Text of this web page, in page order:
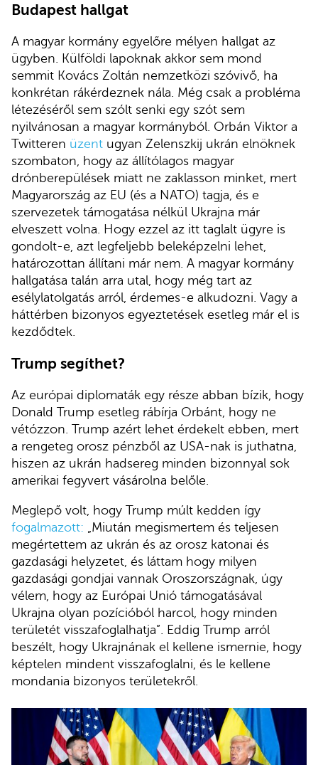
Budapest hallgat
A magyar kormány egyelőre mélyen hallgat az
ügyben. Külföldi lapoknak akkor sem mond
semmit Kovács Zoltán nemzetközi szóvivő, ha
konkrétan rákérdeznek nála. Még csak a probléma
létezéséről sem szólt senki egy szót sem
nyilvánosan a magyar kormányból. Orbán Viktor a
Twitteren üzent ugyan Zelenszkij ukrán elnöknek
szombaton, hogy az állítólagos magyar
drónberepülések miatt ne zaklasson minket, mert
Magyarország az EU (és a NATO) tagja, és e
szervezetek támogatása nélkül Ukrajna már
elveszett volna. Hogy ezzel az itt taglalt ügyre is
gondolt-e, azt legfeljebb beleképzelni lehet,
határozottan állítani már nem. A magyar kormány
hallgatása talán arra utal, hogy még tart az
esélylatolgatás arról, érdemes-e alkudozni. Vagy a
háttérben bizonyos egyeztetések esetleg már el is
kezdődtek.
Trump segíthet?
Az európai diplomaták egy része abban bízik, hogy
Donald Trump esetleg rábírja Orbánt, hogy ne
vétózzon. Trump azért lehet érdekelt ebben, mert
a rengeteg orosz pénzből az USA-nak is juthatna,
hiszen az ukrán hadsereg minden bizonnyal sok
amerikai fegyvert vásárolna belőle.
Meglepő volt, hogy Trump múlt kedden így
fogalmazott: „Miután megismertem és teljesen
megértettem az ukrán és az orosz katonai és
gazdasági helyzetet, és láttam hogy milyen
gazdasági gondjai vannak Oroszországnak, úgy
vélem, hogy az Európai Unió támogatásával
Ukrajna olyan pozícióból harcol, hogy minden
területét visszafoglalhatja”. Eddig Trump arról
beszélt, hogy Ukrajnának el kellene ismernie, hogy
képtelen mindent visszafoglalni, és le kellene
mondania bizonyos területekről.